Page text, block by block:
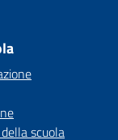
scuola